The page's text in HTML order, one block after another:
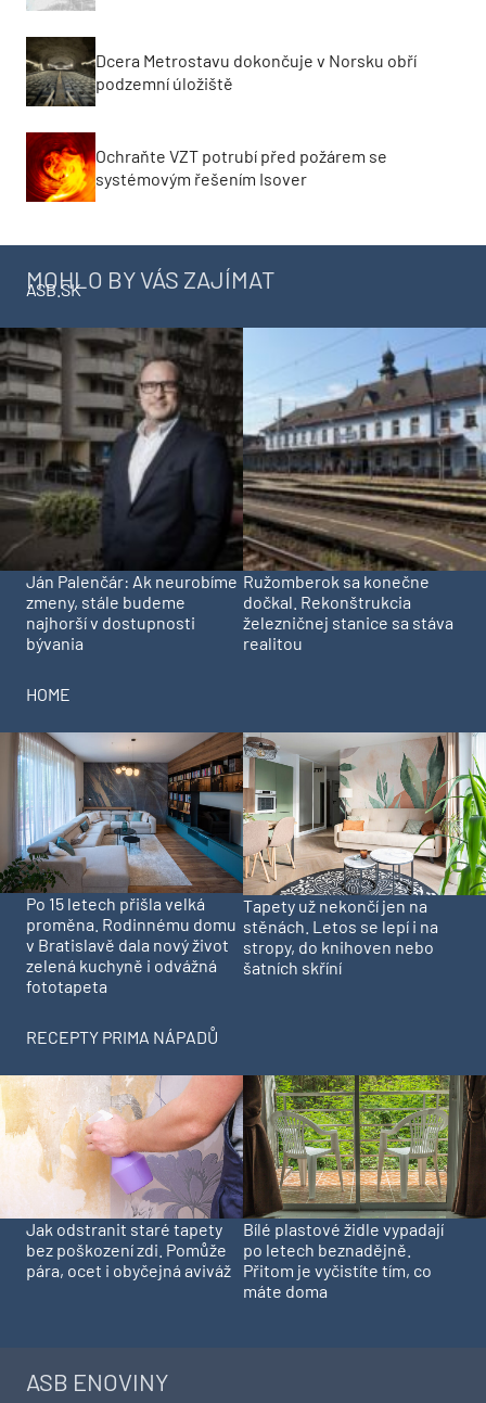
Dcera Metrostavu dokončuje v Norsku obří
podzemní úložiště
Ochraňte VZT potrubí před požárem se
systémovým řešením Isover
MOHLO BY VÁS ZAJÍMAT
ASB.SK
Ján Palenčár: Ak neurobíme
zmeny, stále budeme
najhorší v dostupnosti
bývania
Ružomberok sa konečne
dočkal. Rekonštrukcia
železničnej stanice sa stáva
realitou
HOME
Po 15 letech přišla velká
proměna. Rodinnému domu
v Bratislavě dala nový život
zelená kuchyně i odvážná
fototapeta
Tapety už nekončí jen na
stěnách. Letos se lepí i na
stropy, do knihoven nebo
šatních skříní
RECEPTY PRIMA NÁPADŮ
Jak odstranit staré tapety
bez poškození zdi. Pomůže
pára, ocet i obyčejná aviváž
Bílé plastové židle vypadají
po letech beznadějně.
Přitom je vyčistíte tím, co
máte doma
ASB ENOVINY